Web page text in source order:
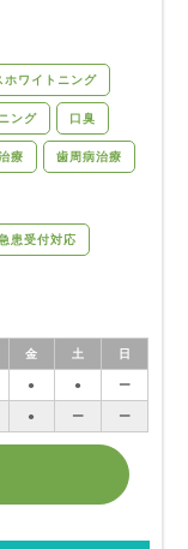
ホワイトニング
ング 口臭
療 歯周病治療
患受付対応
金 土
日
● ●
ー
● ー ー